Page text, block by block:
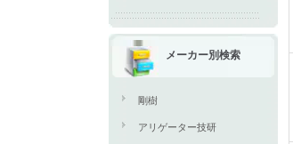
メーカー別検索
剛樹
アリゲーター技研